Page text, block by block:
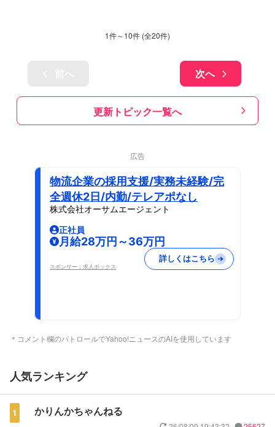
1件～10件 (全20件)
次へ
更新トピック一覧へ
広告
物流企業の採用支援/実務未経験/完
全週休2日/内勤/テレアポなし
株式会社オーサムエージェント
正社員
月給28万円～36万円
スポンサー：求人ボックス
詳しくはこちら
＊コメント欄のパトロールでYahoo!ニュースのAIを使用しています
人気ランキング
1 かりんかちゃんねる